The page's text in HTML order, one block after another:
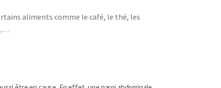
aliments comme le café, le thé, les